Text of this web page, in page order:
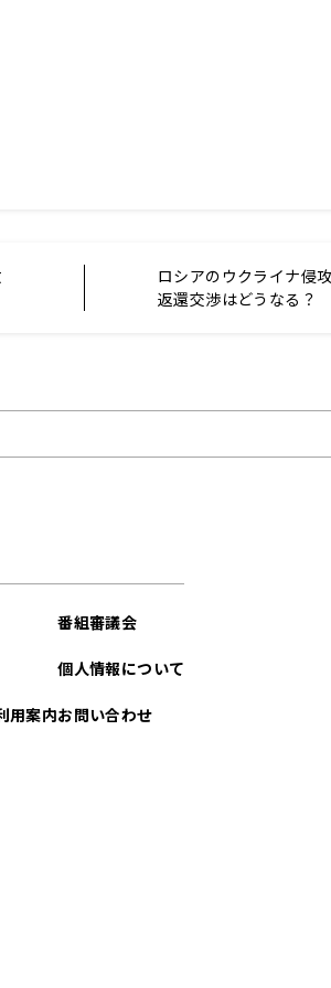
ロシアのウクライナ侵
返還交渉はどうなる？
用案内
番組審議会
個人情報について
お問い合わせ